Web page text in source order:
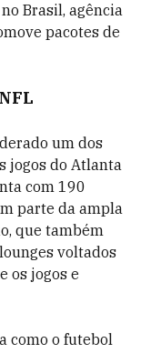
Brasil, agência
pacotes de
um dos
jogos do Atlanta
com 190
parte da ampla
que também
voltados
os jogos e
como o futebol